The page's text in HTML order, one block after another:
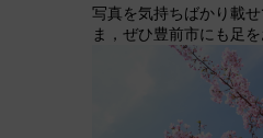
写真を気持ちばかり載
ま，ぜひ豊前市にも足を